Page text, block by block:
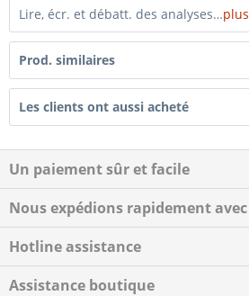
Lire, écr. et débatt. des analyses…plus
Prod. similaires
Les clients ont aussi acheté
Un paiement sûr et facile
Nous expédions rapidement avec
Hotline assistance
Assistance boutique